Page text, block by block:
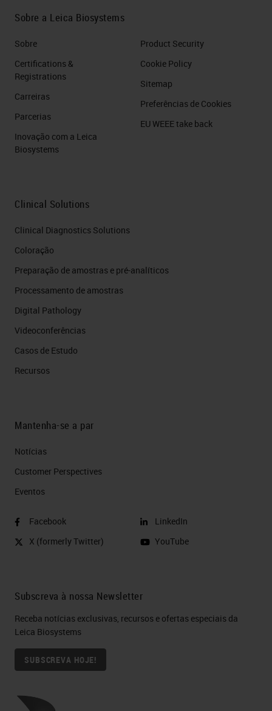
Sobre a Leica Biosystems
Sobre
Certifications &
Registrations
Carreiras
Parcerias
Inovação com a Leica
Biosystems
Product Security
Cookie Policy
Sitemap
Preferências de Cookies
EU WEEE take back
Clinical Solutions
Clinical Diagnostics Solutions
Coloração
Preparação de amostras e pré-analíticos
Processamento de amostras
Digital Pathology
Videoconferências
Casos de Estudo
Recursos
Mantenha-se a par
Notícias
Customer Perspectives​
Eventos
Facebook
X (formerly Twitter)
LinkedIn
YouTube
Subscreva à nossa Newsletter
Receba notícias exclusivas, recursos e ofertas especiais da
Leica Biosystems
SUBSCREVA HOJE!